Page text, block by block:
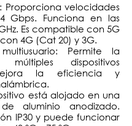
Proporciona velocidades
Gbps. Funciona en las
Es compatible con 5G
4G (Cat 20) y 3G.
Permite la
dispositivos
la eficiencia y
está alojado en una
aluminio anodizado.
IP30 y puede funcionar